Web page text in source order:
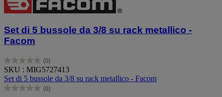
Set di 5 bussole da 3/8 su rack metallico -
Facom
(0)
0.0
su
5
stelle.
SKU : MIG5727413
Set di 5 bussole da 3/8 su rack metallico - Facom
(0)
0.0